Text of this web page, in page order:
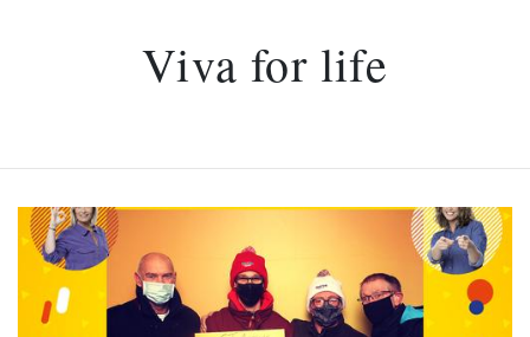
Viva for life